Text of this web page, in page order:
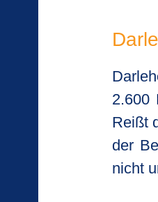
2.600
Reißt
der
nicht